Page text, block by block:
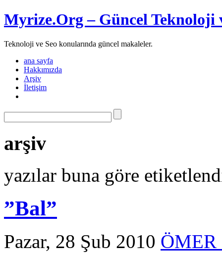
Myrize.Org – Güncel Teknoloji
Teknoloji ve Seo konularında güncel makaleler.
ana sayfa
Hakkımızda
Arşiv
İletişim
arşiv
yazılar buna göre
”Bal”
Pazar, 28 Şub 2010